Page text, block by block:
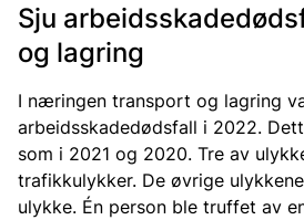
Sju
og lagring
I næringen transport og lagring
arbeidsskadedødsfall i 2022.
som i 2021 og 2020. Tre av
trafikkulykker. De øvrige
ulykke. Én person ble truffet av